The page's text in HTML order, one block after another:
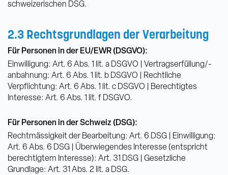
schweizerischen DSG.
2.3 Rechtsgrundlagen der Verarbeitung
Für Personen in der EU/EWR (DSGVO):
Einwilligung: Art. 6 Abs. 1 lit. a DSGVO | Vertragserfüllung/-
anbahnung: Art. 6 Abs. 1 lit. b DSGVO | Rechtliche
Verpflichtung: Art. 6 Abs. 1 lit. c DSGVO | Berechtigtes
Interesse: Art. 6 Abs. 1 lit. f DSGVO.
Für Personen in der Schweiz (DSG):
Rechtmässigkeit der Bearbeitung: Art. 6 DSG | Einwilligung:
Art. 6 Abs. 6 DSG | Überwiegendes Interesse (entspricht
berechtigtem Interesse): Art. 31 DSG | Gesetzliche
Grundlage: Art. 31 Abs. 2 lit. a DSG.